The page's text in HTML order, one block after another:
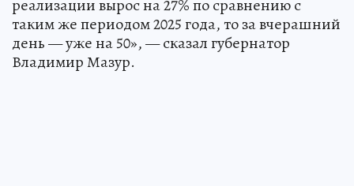
реализации вырос на 27% по сравнению с
таким же периодом 2025 года, то за вчерашний
день — уже на 50», — сказал губернатор
Владимир Мазур.